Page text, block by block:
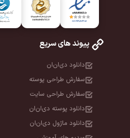
پیوند های سریع
دانلود دی‌ان‌ان
سفارش طراحی پوسته
سفارش طراحی سایت
دانلود پوسته دی‌ان‌ان
دانلود ماژول دی‌ان‌ان